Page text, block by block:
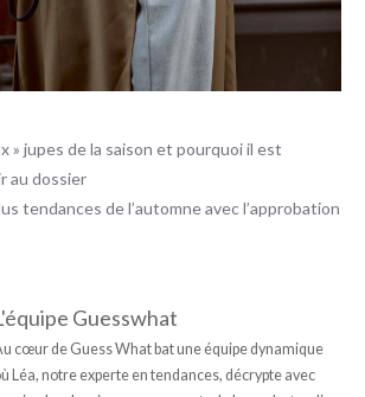
» jupes de la saison et pourquoi il est
au dossier
tendances de l’automne avec l’approbation
Guesswhat
cœur de Guess What bat une équipe dynamique
Léa, notre experte en tendances, décrypte avec